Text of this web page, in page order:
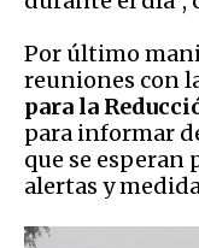
Por último
reuniones con
para la
para informar
que se esperan
alertas y